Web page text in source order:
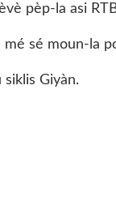
pèp-la asi
sé moun-la
Giyàn.